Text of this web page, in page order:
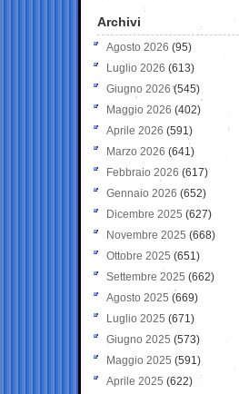
Archivi
Agosto 2026 (95)
Luglio 2026 (613)
Giugno 2026 (545)
Maggio 2026 (402)
Aprile 2026 (591)
Marzo 2026 (641)
Febbraio 2026 (617)
Gennaio 2026 (652)
Dicembre 2025 (627)
Novembre 2025 (668)
Ottobre 2025 (651)
Settembre 2025 (662)
Agosto 2025 (669)
Luglio 2025 (671)
Giugno 2025 (573)
Maggio 2025 (591)
Aprile 2025 (622)